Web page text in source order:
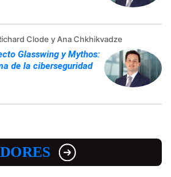
Clode y Ana Chkhikvadze
Glasswing y Mythos:
de la ciberseguridad